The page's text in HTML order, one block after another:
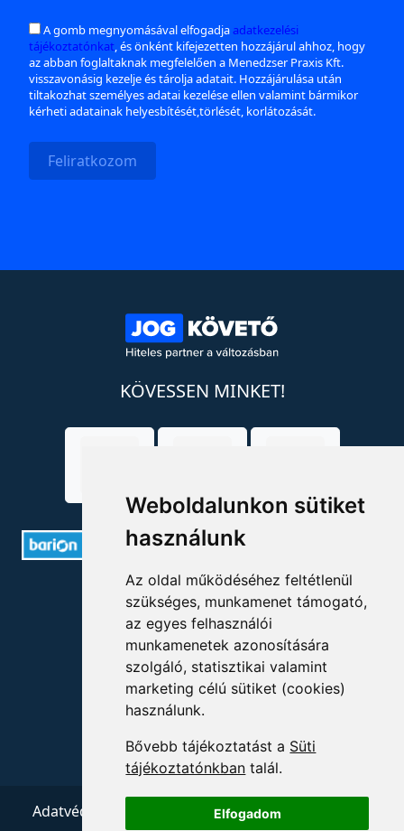
Weboldalunkon sütiket
használunk
Az oldal működéséhez feltétlenül
szükséges, munkamenet támogató,
az egyes felhasználói
munkamenetek azonosítására
szolgáló, statisztikai valamint
marketing célú sütiket (cookies)
használunk.
Bővebb tájékoztatást a Süti
tájékoztatónkban talál.
Elfogadom
A gomb megnyomásával elfogadjaadatkezelési
tájékoztatónkat, és önként kifejezetten hozzájárul ahhoz, hogy
az abban foglaltaknak megfelelően a Menedzser Praxis Kft.
visszavonásig kezelje és tárolja adatait. Hozzájárulása után
tiltakozhat személyes adatai kezelése ellen valamint bármikor
kérheti adatainak helyesbítését,törlését, korlátozását.
Feliratkozom
KÖVESSEN MINKET!
ELÉRHETŐSÉGEK
+36 1 880 7600
info@mprx.hu
Adatvédelem Impresszum